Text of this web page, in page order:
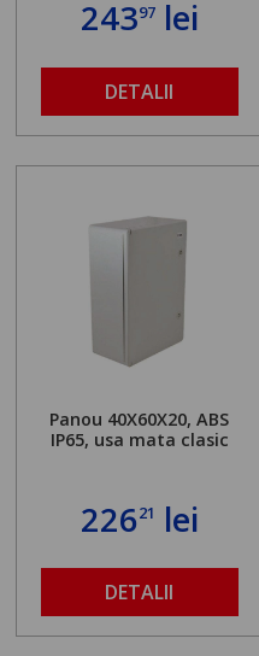
24397lei
DETALII
Panou 40X60X20, ABS
IP65, usa mata clasic
22621 lei
DETALII